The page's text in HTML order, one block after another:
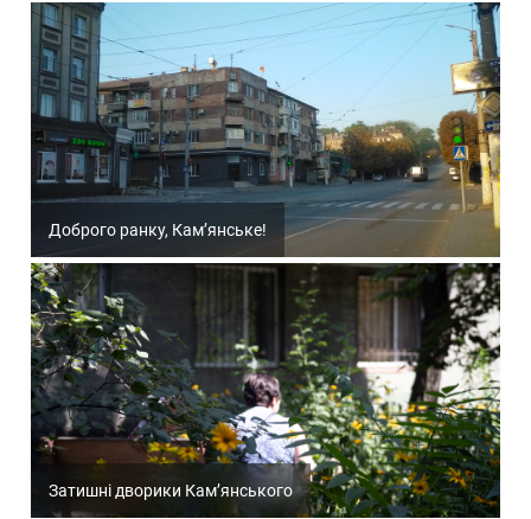
Доброго ранку, Кам’янське!
Затишні дворики Кам’янського